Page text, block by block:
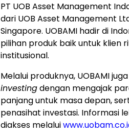
PT UOB Asset Management
dari UOB Asset Management
Singapore. UOBAMI hadir di
pilihan produk baik untuk klien
institusional.
Melalui produknya, UOBAMI
investingdengan mengajak
panjang untuk masa depan,
penasihat investasi. Informasi
diakses melalui